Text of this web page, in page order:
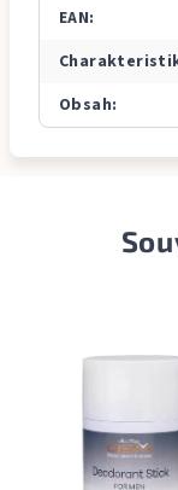
EAN:
Obsah: